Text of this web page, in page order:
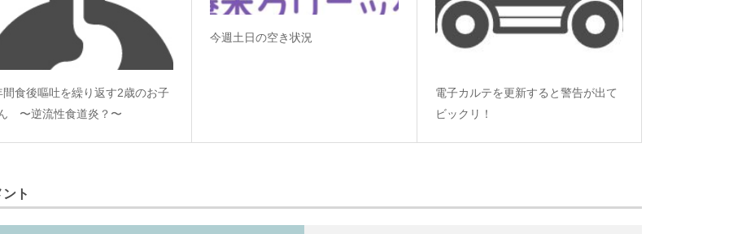
間食後嘔吐を繰り返す2歳のお子
〜逆流性食道炎？〜
今週土日の空き状況
電子カルテを更新すると警告が出て
ビックリ！
ト